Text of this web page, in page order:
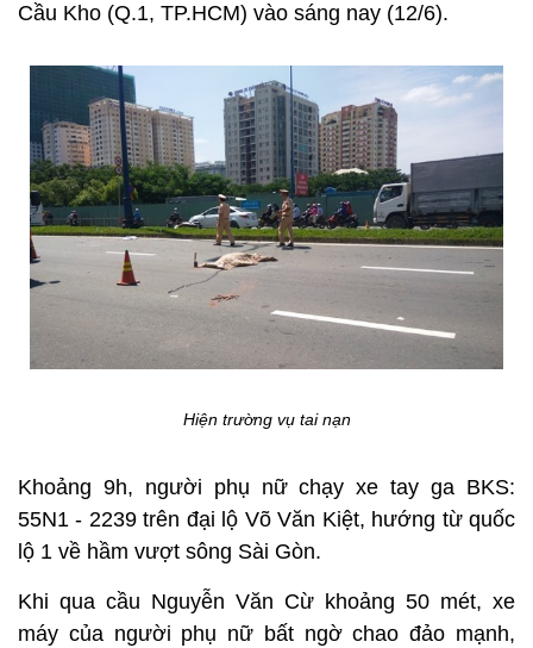
Cầu Kho (Q.1, TP.HCM) vào sáng nay (12/6).
Hiện trường vụ tai nạn
Khoảng 9h, người phụ nữ chạy xe tay ga BKS:
55N1 - 2239 trên đại lộ Võ Văn Kiệt, hướng từ quốc
lộ 1 về hầm vượt sông Sài Gòn.
Khi qua cầu Nguyễn Văn Cừ khoảng 50 mét, xe
máy của người phụ nữ bất ngờ chao đảo mạnh,